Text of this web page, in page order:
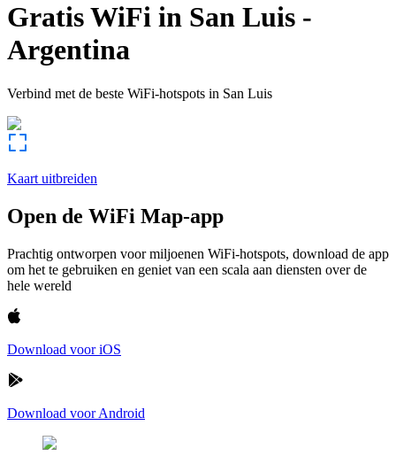
Gratis WiFi in San Luis -
Argentina
Verbind met de beste WiFi-hotspots in San Luis
Kaart uitbreiden
Open de WiFi Map-app
Prachtig ontworpen voor miljoenen WiFi-hotspots, download de app
om het te gebruiken en geniet van een scala aan diensten over de
hele wereld
Download voor iOS
Download voor Android